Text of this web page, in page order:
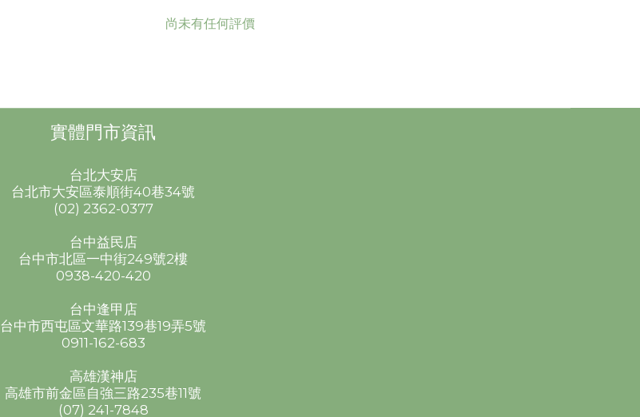
尚未有任何評價
實體門市資訊
台北大安店
台北市大安區泰順街40巷34號
(02) 2362-0377
台中益民店
台中市北區一中街249號2樓
0938-420-420
台中逢甲店
台中市西屯區文華路139巷19弄5號
0911-162-683
高雄漢神店
高雄市前金區自強三路235巷11號
(07) 241-7848